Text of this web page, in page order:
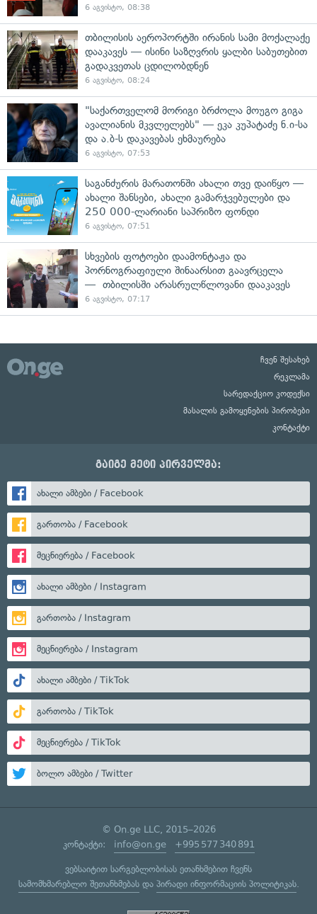
6 აგვისტო, 08:38
თბილისის აეროპორტში ირანის სამი მოქალაქე
დააკავეს — ისინი საზღვრის ყალბი საბუთებით
გადაკვეთას ცდილობდნენ
6 აგვისტო, 08:24
"საქართველომ მორიგი ბრძოლა მოუგო გიგა
ავალიანის მკვლელებს" — ეკა კუპატაძე ნ.ი-სა
და ა.ბ-ს დაკავებას ეხმაურება
6 აგვისტო, 07:53
საგანძურის მარათონში ახალი თვე დაიწყო —
ახალი შანსები, ახალი გამარჯვებულები და
250 000-ლარიანი საპრიზო ფონდი
6 აგვისტო, 07:51
სხვების ფოტოები დაამონტაჟა და
პორნოგრაფიული შინაარსით გაავრცელა
— თბილისში არასრულწლოვანი დააკავეს
6 აგვისტო, 07:17
ჩვენ შესახებ
რეკლამა
სარედაქციო კოდექსი
მასალის გამოყენების პირობები
კონტაქტი
გაიგე მეტი პირველმა:
ახალი ამბები / Facebook
გართობა / Facebook
მეცნიერება / Facebook
ახალი ამბები / Instagram
გართობა / Instagram
მეცნიერება / Instagram
ახალი ამბები / TikTok
გართობა / TikTok
მეცნიერება / TikTok
ბოლო ამბები / Twitter
© On.ge LLC, 2015–2026
კონტაქტი: info@on.ge +995 577 340 891
ვებსაიტით სარგებლობისას ეთანხმებით ჩვენს
სამომხმარებლო შეთანხმებასდა პირადი ინფორმაციის პოლიტიკას.